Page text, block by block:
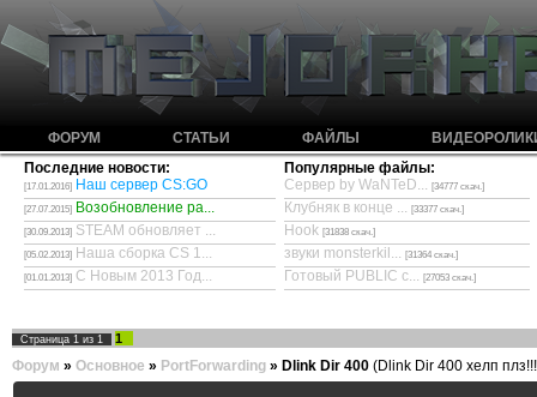
ФОРУМ СТАТЬИ ФАЙЛЫ
Последние новости:
[17.01.2016] Наш сервер CS:GO
[27.07.2015] Возобновление ра...
[30.09.2013] STEAM обновляет ...
[05.02.2013] Наша сборка CS 1...
[01.01.2013] С Новым 2013 Год...
Популярные файлы:
Сервер by WaNTeD... [34777 скач.]
Клубняк в конце ... [33377 скач.]
Hook [31838 скач.]
звуки monsterkil... [31364 скач.]
Готовый PUBLIC с... [27053 скач.]
Страница 1 из 1 1
Форум » Основное » PortForwarding » Dlink Dir 400 (Dlink Dir 400 хелп